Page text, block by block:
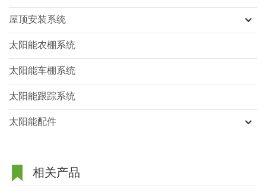
屋顶安装系统
太阳能农棚系统
太阳能车棚系统
太阳能跟踪系统
太阳能配件
相关产品